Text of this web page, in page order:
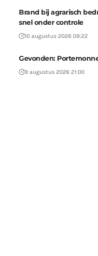
Brand bij agrarisch
snel onder controle
10 augustus 2026 09:22
Gevonden:
9 augustus 2026 21:00